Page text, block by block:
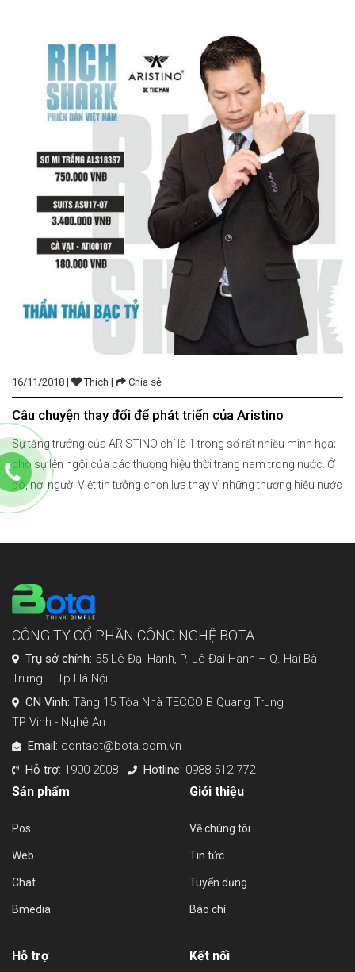
16/11/2018 | Thích | Chia sẻ
Câu chuyện thay đổi để phát triển của Aristino
Sự tăng trưởng của ARISTINO chỉ là 1 trong số rất nhiều minh họa;
cho sự lên ngôi của các thương hiệu thời trang nam trong nước. Ở
đó, nơi người Việt tin tưởng chọn lựa thay vì những thương hiệu nước
ngoài “sang chảnh”. Tên “Tây” thay vì tên Việt Không khó để […]
CÔNG TY CỔ PHẦN CÔNG NGHỆ BOTA
Trụ sở chính: 55 Lê Đại Hành, P. Lê Đại Hành – Q. Hai Bà
Trưng – Tp.Hà Nội
CN Vinh: Tầng 15 Tòa Nhà TECCO B Quang Trung
TP Vinh - Nghệ An
Email: contact@bota.com.vn
Hỗ trợ: 1900 2008 - Hotline: 0988 512 772
Sản phẩm
Pos
Web
Chat
Bmedia
Giới thiệu
Về chúng tôi
Tin tức
Tuyển dụng
Báo chí
Hỗ trợ Kết nối